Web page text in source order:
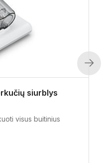
siurblys
visus buitinius
Next